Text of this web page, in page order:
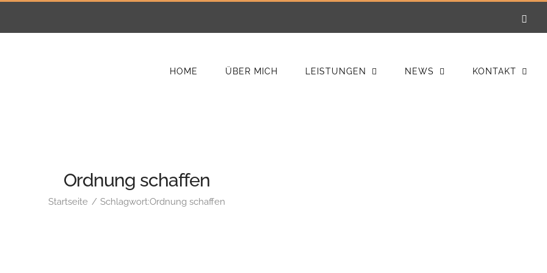
HOME ÜBER MICH LEISTUNGEN NEWS KONTAKT
Ordnung schaffen
Startseite Schlagwort:Ordnung schaffen